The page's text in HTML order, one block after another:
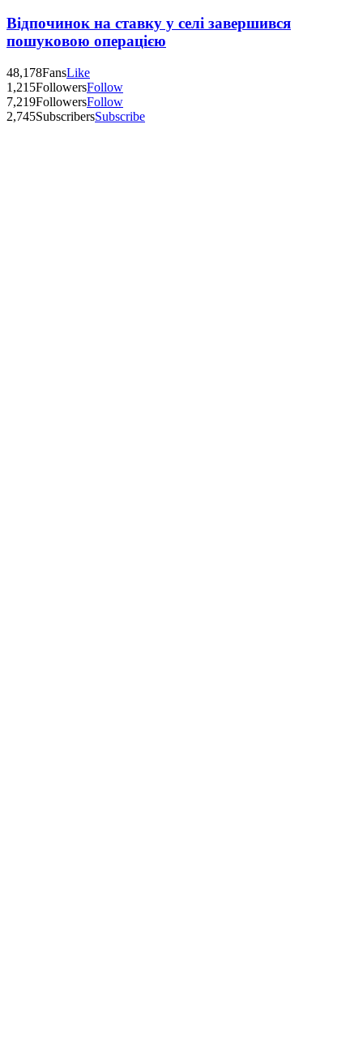
Відпочинок на ставку у селі завершився
пошуковою операцією
48,178FansLike
1,215FollowersFollow
7,219FollowersFollow
2,745SubscribersSubscribe